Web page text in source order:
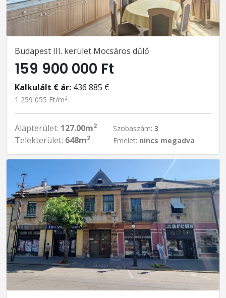
Budapest III. kerület Mocsáros dűlő
159 900 000 Ft
Kalkulált € ár: 436 885 €
1 259 055 Ft/m2
Alapterület: 127.00m2
Telekterület: 648m2
Szobaszám: 3
Emelet: nincs megadva